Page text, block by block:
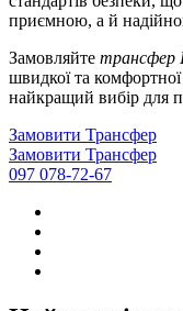
приємною, а й
Замовляйте трансфер
швидкої та
найкращий вибір для
Замовити Трансфер
Замовити Трансфер
097 078-72-67